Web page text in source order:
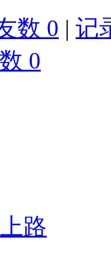
数 0 | 记
0
路